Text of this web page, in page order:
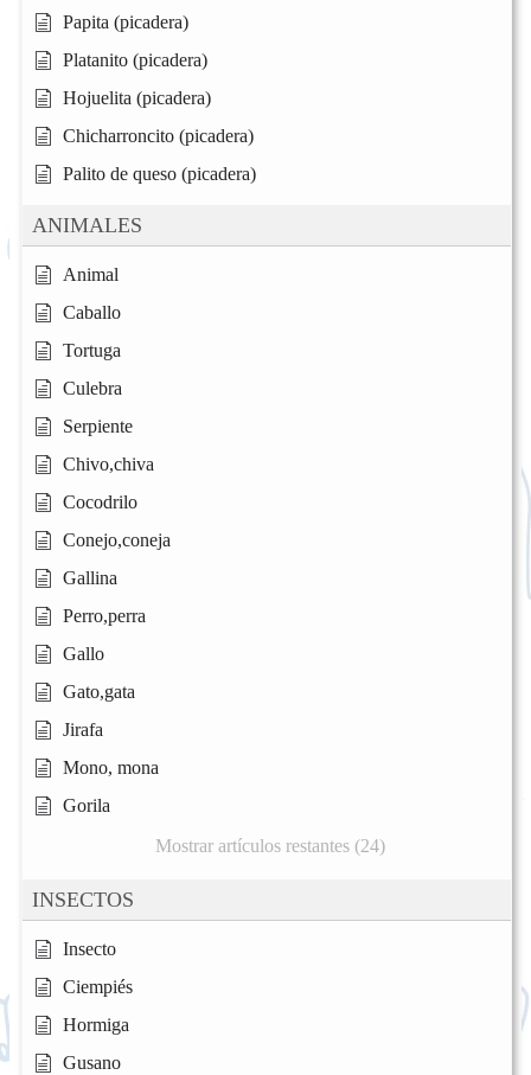
Papita (picadera)
Platanito (picadera)
Hojuelita (picadera)
Chicharroncito (picadera)
Palito de queso (picadera)
ANIMALES
Animal
Caballo
Tortuga
Culebra
Serpiente
Chivo,chiva
Cocodrilo
Conejo,coneja
Gallina
Perro,perra
Gallo
Gato,gata
Jirafa
Mono, mona
Gorila
Mostrar artículos restantes (24)
INSECTOS
Insecto
Ciempiés
Hormiga
Gusano